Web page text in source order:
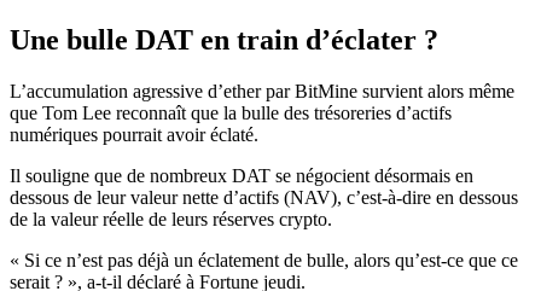
Une bulle DAT en train d’éclater ?
L’accumulation agressive d’ether par BitMine survient alors même
que Tom Lee reconnaît que la bulle des trésoreries d’actifs
numériques pourrait avoir éclaté.
Il souligne que de nombreux DAT se négocient désormais en
dessous de leur valeur nette d’actifs (NAV), c’est-à-dire en dessous
de la valeur réelle de leurs réserves crypto.
« Si ce n’est pas déjà un éclatement de bulle, alors qu’est-ce que ce
serait ? », a-t-il déclaré à Fortune jeudi.